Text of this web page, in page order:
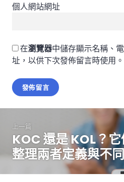
個人網站網址
在瀏覽器中儲存顯示名稱、
址，以供下次發佈留言時使用。
章
導
覽
上一篇
下
一
篇
文
KOC 還是 KOL？
整理兩者定義與不